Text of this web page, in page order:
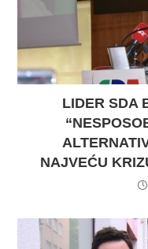
LIDER SDA
NAJVEĆU